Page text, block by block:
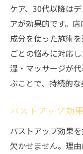
ケア、30代以降は
アが効果的です。
成分を使った施術
ごとの悩みに対応
湿・マッサージが
ぶことで、持続的な
バストアップ効
バストアップ効果
欠かせません。理